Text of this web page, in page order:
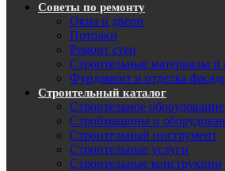
Советы по ремонту
Окна и двери
Потолки
Ремонт стен
Строительные материалы и
Фундамент и отделка
Строительный каталог
Строительное оборудование
Строймашины и
Строительный инструмент
Строительные услуги
Строительные конструкции